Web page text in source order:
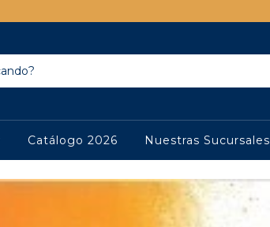
Catálogo 2026 Nuestras Sucursales